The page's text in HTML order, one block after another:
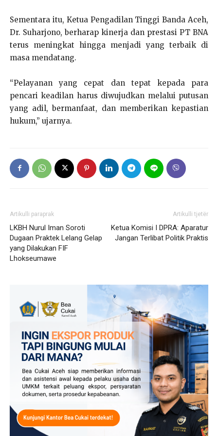
Sementara itu, Ketua Pengadilan Tinggi Banda Aceh,
Dr. Suharjono, berharap kinerja dan prestasi PT BNA
terus meningkat hingga menjadi yang terbaik di
masa mendatang.
“Pelayanan yang cepat dan tepat kepada para
pencari keadilan harus diwujudkan melalui putusan
yang adil, bermanfaat, dan memberikan kepastian
hukum,” ujarnya.
Artikulli paraprak
LKBH Nurul Iman Soroti
Dugaan Praktek Lelang Gelap
yang Dilakukan FIF
Lhokseumawe
Artikulli tjetër
Ketua Komisi I DPRA: Aparatur
Jangan Terlibat Politik Praktis